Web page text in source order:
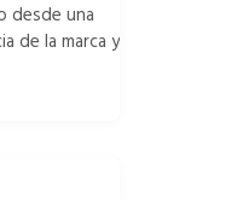
desde una
de la marca y